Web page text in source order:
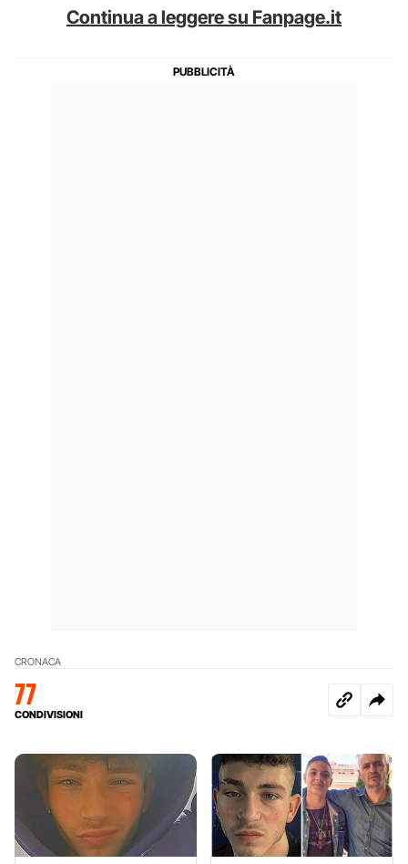
Continua a leggere su Fanpage.it
CRONACA
77
CONDIVISIONI